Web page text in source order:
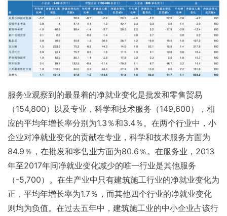
服务业观察到的最显着的净就业变化是批发和零售贸易
（154,800）以及专业，科学和技术服务（149,600），相
应的平均年增长率分别为1.3％和3.4％。在两个行业中，小
企业对净就业变化的贡献在专业，科学和技术服务方面为
84.9％，在批发和零售业方面为80.6％。在服务业，2013
年至2017年间净就业变化减少的唯一行业是其他服务
（-5,700）。在生产业中只有建筑施工行业的净就业变化为
正，平均年增长率为1.7％，而其他四个行业的净就业变化
则均为负值。在过去五年中，建筑施工业的中小企业占该行